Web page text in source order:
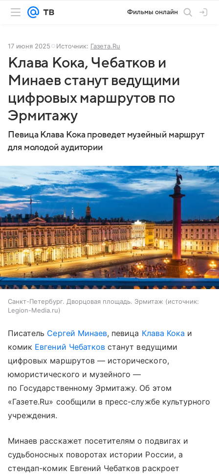
Фильмы онлайн
17 июня 2025 Источник: Газета.Ru
Клава Кока, Чебатков и
Минаев станут ведущими
цифровых маршрутов по
Эрмитажу
Певица Клава Кока проведет музейный маршрут
для молодой аудитории
Санкт-Петербург. Дворцовая площадь. Эрмитаж
источник:
Legion-Media.ru
Писатель Сергей Минаев, певица Клава Кока и
комик Евгений Чебатков станут ведущими
цифровых маршрутов — исторического,
юмористического и музейного —
по Государственному Эрмитажу. Об этом
«Газете.Ru» сообщили в пресс-службе культурного
учреждения.
Минаев расскажет посетителям о подвигах и
судьбоносных поворотах истории России, а
стендап-комик Евгений Чебатков раскроет